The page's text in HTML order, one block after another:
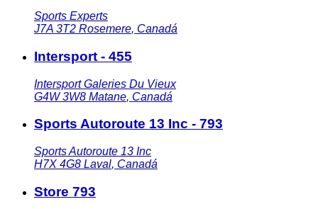
Sports Experts
J7A 3T2 Rosemere, Canadá
Intersport - 455
Intersport Galeries Du Vieux
G4W 3W8 Matane, Canadá
Sports Autoroute 13 Inc - 793
Sports Autoroute 13 Inc
H7X 4G8 Laval, Canadá
Store 793